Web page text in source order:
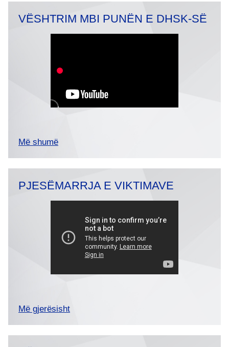
VËSHTRIM MBI PUNËN E DHSK-SË
Më shumë
PJESËMARRJA E VIKTIMAVE
Më gjerësisht